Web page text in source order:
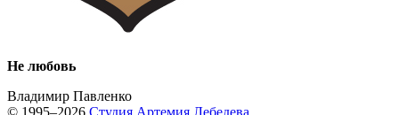
Не любовь
Владимир Павленко
© 1995–2026 Студия Артемия Лебедева